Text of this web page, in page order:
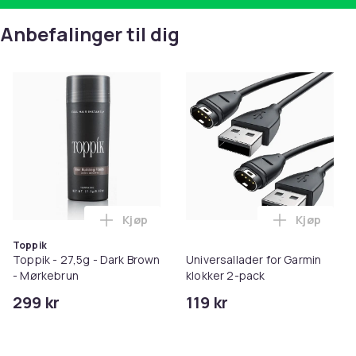
Anbefalinger til dig
Toppik
Toppik - 27,5g - Dark Brown
- Mørkebrun
299 kr
Legg Toppik - 27,5g - Dark Brown -
Kjøp
Universallader for Garmin
klokker 2-pack
119 kr
Legg
Kjøp